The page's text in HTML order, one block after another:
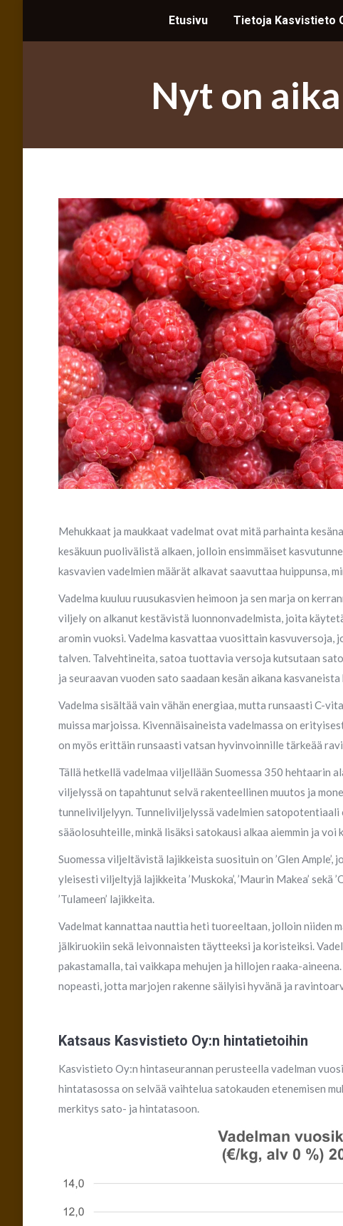
Etusivu Tietoja Kasvistieto
Nyt on
Mehukkaat ja maukkaat vadelmat ovat mitä parhainta
kesäkuun puolivälistä alkaen, jolloin ensimmäiset
kasvavien vadelmien määrät alkavat saavuttaa huippunsa,
Vadelma kuuluu ruusukasvien heimoon ja sen marja on
viljely on alkanut kestävistä luonnonvadelmista, joita
aromin vuoksi. Vadelma kasvattaa vuosittain
talven. Talvehtineita, satoa tuottavia versoja kutsutaan
ja seuraavan vuoden sato saadaan kesän aikana
Vadelma sisältää vain vähän energiaa, mutta runsaasti C-
muissa marjoissa. Kivennäisaineista vadelmassa on
on myös erittäin runsaasti vatsan hyvinvoinnille tärkeää
Tällä hetkellä vadelmaa viljellään Suomessa 350 hehtaarin
viljelyssä on tapahtunut selvä rakenteellinen muutos ja
tunneliviljelyyn. Tunneliviljelyssä vadelmien
sääolosuhteille, minkä lisäksi satokausi alkaa aiemmin ja voi
Suomessa viljeltävistä lajikkeista suosituin on ’Glen
yleisesti viljeltyjä lajikkeita ’Muskoka’, ’Maurin Makea’ sekä
’Tulameen’ lajikkeita.
Vadelmat kannattaa nauttia heti tuoreeltaan, jolloin niiden
jälkiruokiin sekä leivonnaisten täytteeksi ja koristeiksi.
pakastamalla, tai vaikkapa mehujen ja hillojen raaka-
nopeasti, jotta marjojen rakenne säilyisi hyvänä ja
Katsaus Kasvistieto Oy:n hintatietoihin
Kasvistieto Oy:n hintaseurannan perusteella vadelman
hintatasossa on selvää vaihtelua satokauden etenemisen
merkitys sato- ja hintatasoon.
Etusivu Tietoja Kasvistieto